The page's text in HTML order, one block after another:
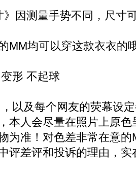
因测量手势不同，尺寸
MM均可以穿这款衣衣的
形 不起球
以及每个网友的荧幕设
本人会尽量在照片上原
为准！对色差非常在意
评差评和投诉的理由，